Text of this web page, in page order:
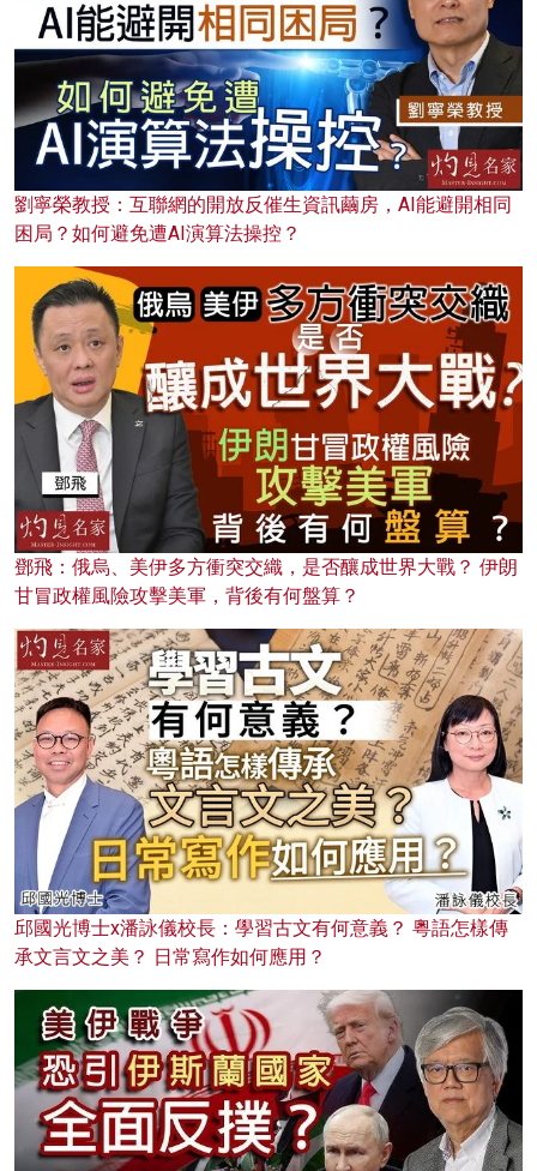
劉寧榮教授：互聯網的開放反催生資訊繭房，AI能避開相同
困局？如何避免遭AI演算法操控？
鄧飛：俄烏、美伊多方衝突交織，是否釀成世界大戰？ 伊朗
甘冒政權風險攻擊美軍，背後有何盤算？
邱國光博士x潘詠儀校長：學習古文有何意義？ 粵語怎樣傳
承文言文之美？ 日常寫作如何應用？